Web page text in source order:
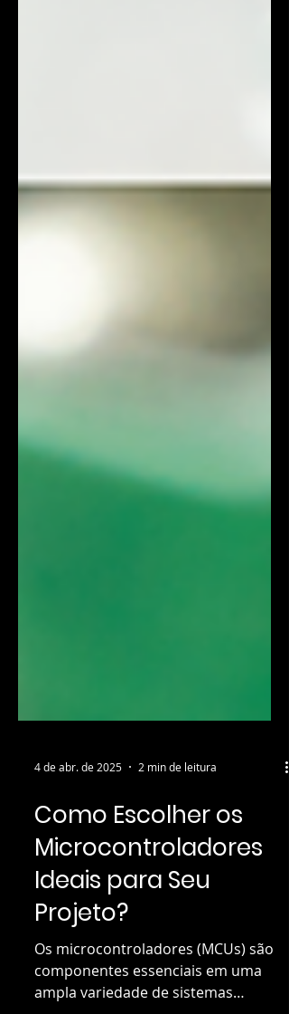
Como Escolher os
Microcontroladores
Ideais para Seu
Projeto?
Os microcontroladores (MCUs) são
componentes essenciais em uma